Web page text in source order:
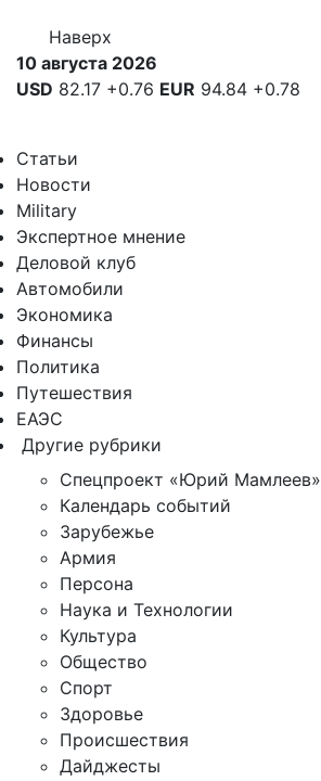
Наверх
10 августа 2026
USD 82.17 +0.76 EUR 94.84 +0.78
Статьи
Новости
Military
Экспертное мнение
Деловой клуб
Автомобили
Экономика
Финансы
Политика
Путешествия
ЕАЭС
Другие рубрики
Спецпроект «Юрий Мамлеев»
Календарь событий
Зарубежье
Армия
Персона
Наука и Технологии
Культура
Общество
Спорт
Здоровье
Происшествия
Дайджесты